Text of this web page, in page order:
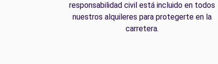
responsabilidad civil está incluido en todos
nuestros alquileres para protegerte en la
carretera.